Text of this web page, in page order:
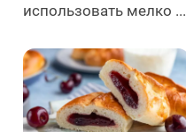
использовать мелко ...